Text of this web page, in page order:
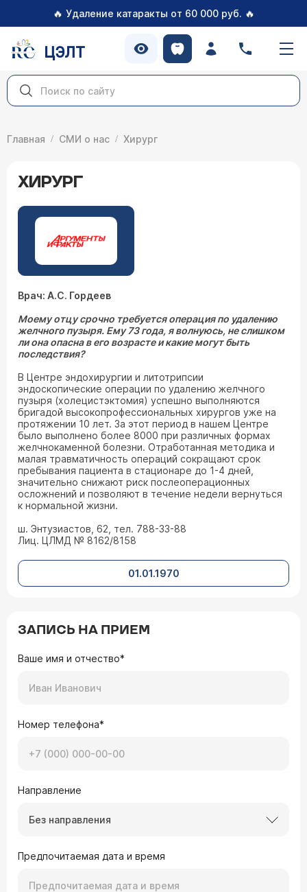
🔥 Удаление катаракты от 60 000 руб. 🔥
ЦЭЛТ
Главная СМИ о нас Хирург
ХИРУРГ
Врач: А.С. Гордеев
Моему отцу срочно требуется операция по удалению
желчного пузыря. Ему 73 года, я волнуюсь, не слишком
ли она опасна в его возрасте и какие могут быть
последствия?
В Центре эндохирургии и литотрипсии
эндоскопические операции по удалению желчного
пузыря (холецистэктомия) успешно выполняются
бригадой высокопрофессиональных хирургов уже на
протяжении 10 лет. За этот период в нашем Центре
было выполнено более 8000 при различных формах
желчнокаменной болезни. Отработанная методика и
малая травматичность операций сокращают срок
пребывания пациента в стационаре до 1-4 дней,
значительно снижают риск послеоперационных
осложнений и позволяют в течение недели вернуться
к нормальной жизни.
ш. Энтузиастов, 62, тел. 788-33-88
Лиц. ЦЛМД № 8162/8158
01.01.1970
ЗАПИСЬ НА ПРИЕМ
Ваше имя и отчество*
Номер телефона*
Направление
Без направления
Предпочитаемая дата и время